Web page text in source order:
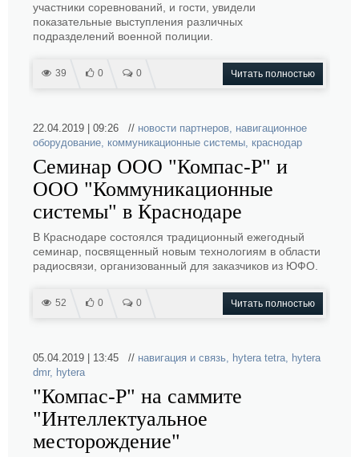
участники соревнований, и гости, увидели
показательные выступления различных
подразделений военной полиции.
39 0 0 Читать полностью
22.04.2019 | 09:26 // новости партнеров, навигационное
оборудование, коммуникационные системы, краснодар
Семинар ООО "Компас-Р" и
ООО "Коммуникационные
системы" в Краснодаре
В Краснодаре состоялся традиционный ежегодный
семинар, посвященный новым технологиям в области
радиосвязи, организованный для заказчиков из ЮФО.
52 0 0 Читать полностью
05.04.2019 | 13:45 // навигация и связь, hytera tetra, hytera
dmr, hytera
"Компас-Р" на саммите
"Интеллектуальное
месторождение"